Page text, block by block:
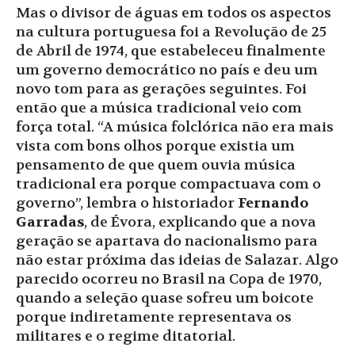
Mas o divisor de águas em todos os aspectos
na cultura portuguesa foi a Revolução de 25
de Abril de 1974, que estabeleceu finalmente
um governo democrático no país e deu um
novo tom para as gerações seguintes. Foi
então que a música tradicional veio com
força total. “A música folclórica não era mais
vista com bons olhos porque existia um
pensamento de que quem ouvia música
tradicional era porque compactuava com o
governo”, lembra o historiador Fernando
Garradas, de Évora, explicando que a nova
geração se apartava do nacionalismo para
não estar próxima das ideias de Salazar. Algo
parecido ocorreu no Brasil na Copa de 1970,
quando a seleção quase sofreu um boicote
porque indiretamente representava os
militares e o regime ditatorial.